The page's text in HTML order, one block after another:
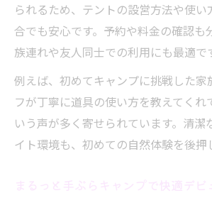
られるため、テントの設営方法や使
合でも安心です。予約や料金の確認も
族連れや友人同士での利用にも最適で
例えば、初めてキャンプに挑戦した家
フが丁寧に道具の使い方を教えてくれ
いう声が多く寄せられています。清潔
イト環境も、初めての自然体験を後押